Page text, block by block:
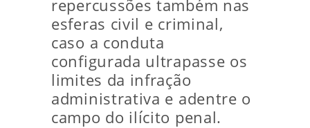
repercussões também nas
esferas civil e criminal,
caso a conduta
configurada ultrapasse os
limites da infração
administrativa e adentre o
campo do ilícito penal.